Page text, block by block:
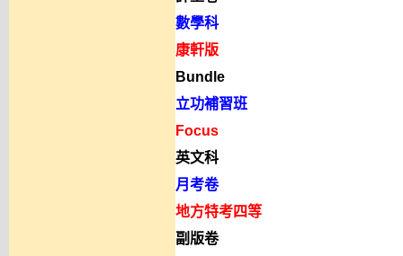
數學科
康軒版
Bundle
立功補習班
Focus
英文科
月考卷
地方特考四等
副版卷